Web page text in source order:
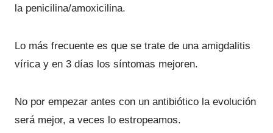
la penicilina/amoxicilina.
Lo más frecuente es que se trate de una amigdalitis
vírica y en 3 días los síntomas mejoren.
No por empezar antes con un antibiótico la evolución
será mejor, a veces lo estropeamos.